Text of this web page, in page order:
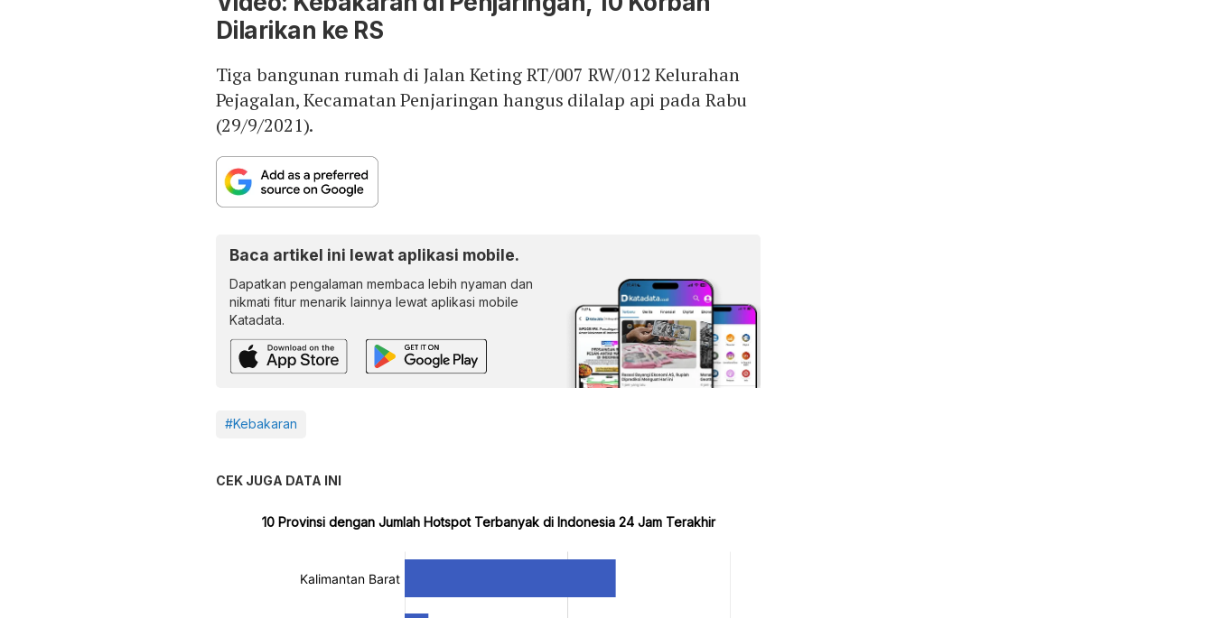
Dilarikan ke RS
Tiga bangunan rumah di Jalan Keting RT/007 RW/012 Kelurahan
Pejagalan, Kecamatan Penjaringan hangus dilalap api pada Rabu
(29/9/2021).
Baca artikel ini lewat aplikasi mobile.
Dapatkan pengalaman membaca lebih nyaman dan
nikmati fitur menarik lainnya lewat aplikasi mobile
Katadata.
#Kebakaran
CEK JUGA DATA INI